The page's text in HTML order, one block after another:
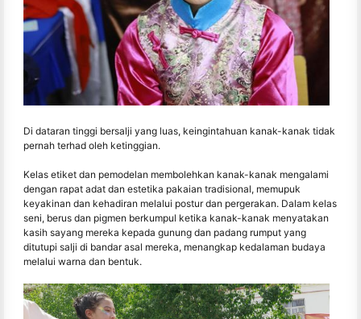
Di dataran tinggi bersalji yang luas, keingintahuan kanak-kanak tidak
pernah terhad oleh ketinggian.
Kelas etiket dan pemodelan membolehkan kanak-kanak mengalami
dengan rapat adat dan estetika pakaian tradisional, memupuk
keyakinan dan kehadiran melalui postur dan pergerakan. Dalam kelas
seni, berus dan pigmen berkumpul ketika kanak-kanak menyatakan
kasih sayang mereka kepada gunung dan padang rumput yang
ditutupi salji di bandar asal mereka, menangkap kedalaman budaya
melalui warna dan bentuk.